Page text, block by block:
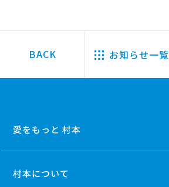
お知らせ一覧
愛をもっと 村本
村本について